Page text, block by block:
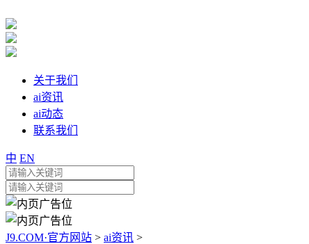
关于我们
ai资讯
ai动态
联系我们
中 EN
J9.COM·官方网站 > ai资讯 >